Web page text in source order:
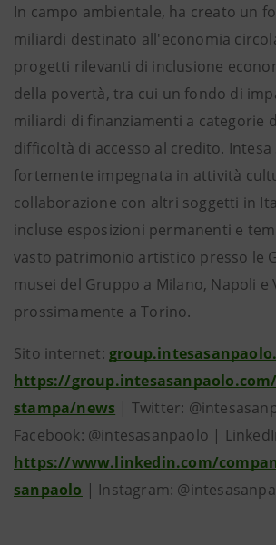
In campo ambientale, ha creato un
miliardi destinato all'economia
progetti rilevanti di inclusione
della povertà, tra cui un fondo di
miliardi di finanziamenti a categorie
difficoltà di accesso al credito. Intesa
fortemente impegnata in attività
collaborazione con altri soggetti in
incluse esposizioni permanenti e
vasto patrimonio artistico presso le
musei del Gruppo a Milano, Napoli e
prossimamente a Torino.
Sito internet:
https://
stampa/news | Twitter:
Facebook: @intesasanpaolo |
https://www.linkedin.com/
sanpaolo | Instagram: